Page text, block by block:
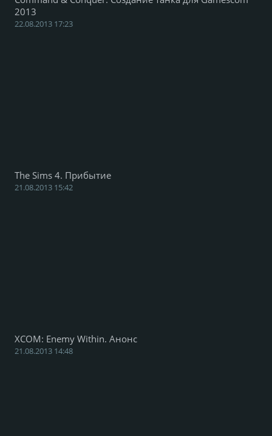
2013
22.08.2013 17:23
The Sims 4. Прибытие
21.08.2013 15:42
XCOM: Enemy Within. Анонс
21.08.2013 14:48